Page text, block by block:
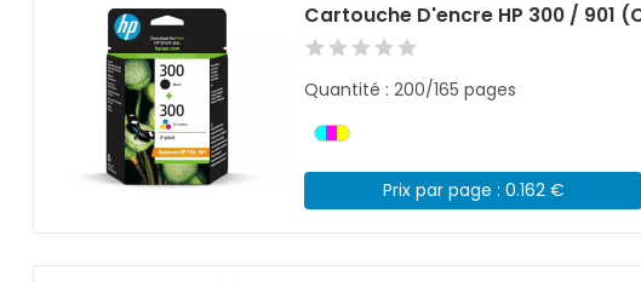
Cartouche D'encre HP 300 / 901
Quantité : 200/165 pages
Prix par page : 0.162 €